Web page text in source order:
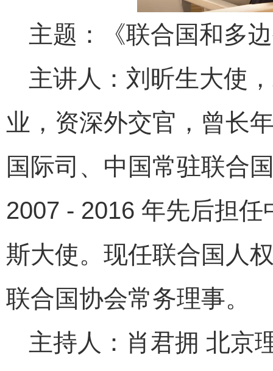
主题：《联合国和多
主讲人：刘昕生大使
业，资深外交官，曾长
国际司、中国常驻联合
2007 - 2016 年先后担
斯大使。现任联合国人
联合国协会常务理事。
主持人：肖君拥 北京